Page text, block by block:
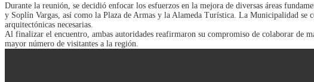
Durante la reunión, se decidió enfocar los esfuerzos en la mejora de diversas áreas
y Soplín Vargas, así como la Plaza de Armas y la Alameda Turística. La Municipalidad se
arquitectónicas necesarias.
Al finalizar el encuentro, ambas autoridades reafirmaron su compromiso de colaborar de
mayor número de visitantes a la región.